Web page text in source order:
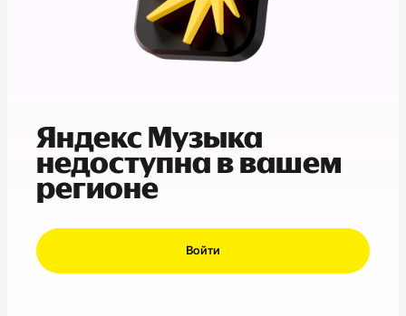
Яндекс Музыка
недоступна в вашем
регионе
Войти